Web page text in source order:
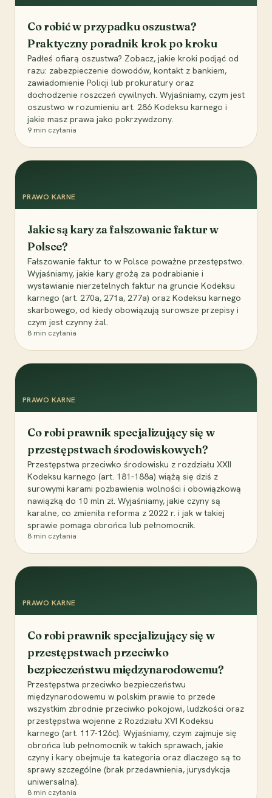
Co robić w przypadku oszustwa?
Praktyczny poradnik krok po kroku
Padłeś ofiarą oszustwa? Zobacz, jakie kroki podjąć od
razu: zabezpieczenie dowodów, kontakt z bankiem,
zawiadomienie Policji lub prokuratury oraz
dochodzenie roszczeń cywilnych. Wyjaśniamy, czym jest
oszustwo w rozumieniu art. 286 Kodeksu karnego i
jakie masz prawa jako pokrzywdzony.
9 min czytania
PRAWO KARNE
Jakie są kary za fałszowanie faktur w
Polsce?
Fałszowanie faktur to w Polsce poważne przestępstwo.
Wyjaśniamy, jakie kary grożą za podrabianie i
wystawianie nierzetelnych faktur na gruncie Kodeksu
karnego (art. 270a, 271a, 277a) oraz Kodeksu karnego
skarbowego, od kiedy obowiązują surowsze przepisy i
czym jest czynny żal.
8 min czytania
PRAWO KARNE
Co robi prawnik specjalizujący się w
przestępstwach środowiskowych?
Przestępstwa przeciwko środowisku z rozdziału XXII
Kodeksu karnego (art. 181-188a) wiążą się dziś z
surowymi karami pozbawienia wolności i obowiązkową
nawiązką do 10 mln zł. Wyjaśniamy, jakie czyny są
karalne, co zmieniła reforma z 2022 r. i jak w takiej
sprawie pomaga obrońca lub pełnomocnik.
8 min czytania
PRAWO KARNE
Co robi prawnik specjalizujący się w
przestępstwach przeciwko
bezpieczeństwu międzynarodowemu?
Przestępstwa przeciwko bezpieczeństwu
międzynarodowemu w polskim prawie to przede
wszystkim zbrodnie przeciwko pokojowi, ludzkości oraz
przestępstwa wojenne z Rozdziału XVI Kodeksu
karnego (art. 117-126c). Wyjaśniamy, czym zajmuje się
obrońca lub pełnomocnik w takich sprawach, jakie
czyny i kary obejmuje ta kategoria oraz dlaczego są to
sprawy szczególne (brak przedawnienia, jurysdykcja
uniwersalna).
8 min czytania